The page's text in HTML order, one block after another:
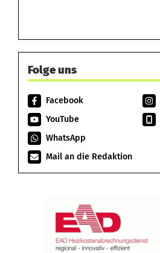
Folge uns
Facebook
YouTube
WhatsApp
Mail an die Redaktion